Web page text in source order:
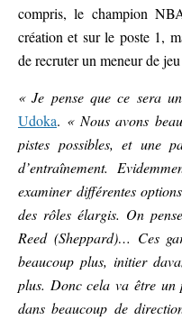
compris, le champion
création et sur le poste 1,
de recruter un meneur de
« Je pense que ce sera
Udoka. « Nous avons
pistes possibles, et une
d’entraînement.
examiner différentes
des rôles élargis. On
Reed (Sheppard)… Ces
beaucoup plus, initier
plus. Donc cela va être un
dans beaucoup de